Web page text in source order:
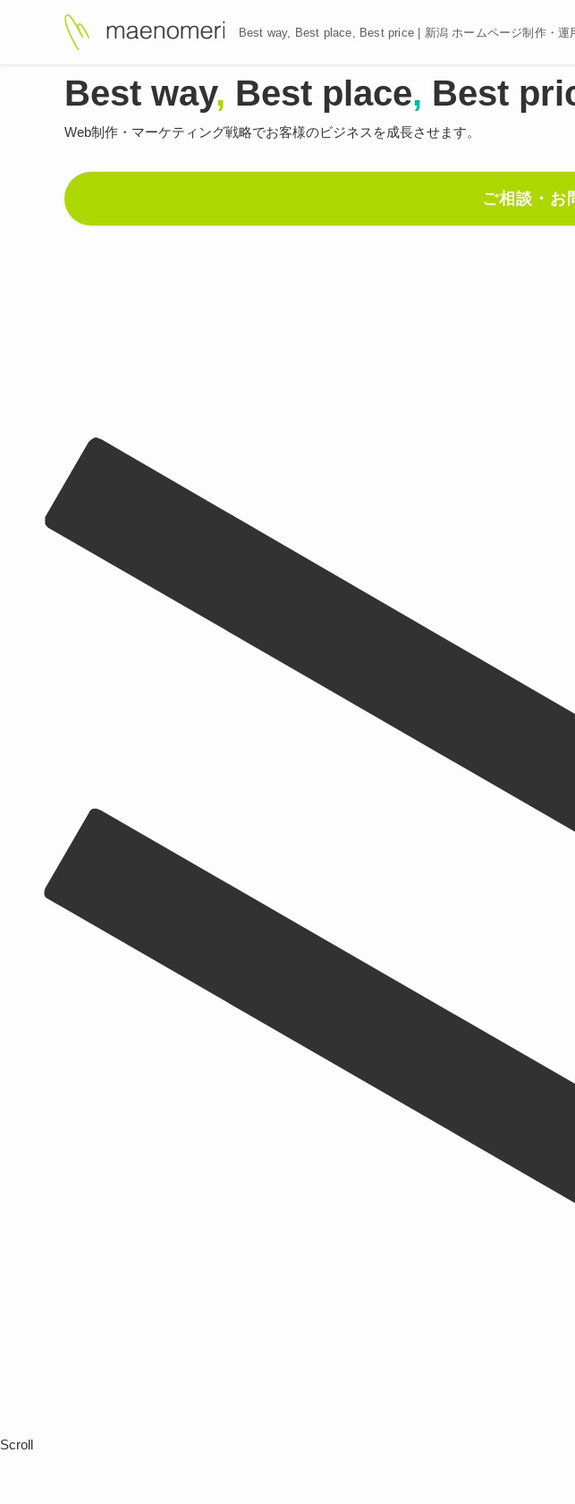
Best way, Best place, Best price | 新潟 ホームページ制作・運
Best way, Best place, Best
Web制作・マーケティング戦略でお客様のビジネスを成長させます。
ご相談・お
Scroll